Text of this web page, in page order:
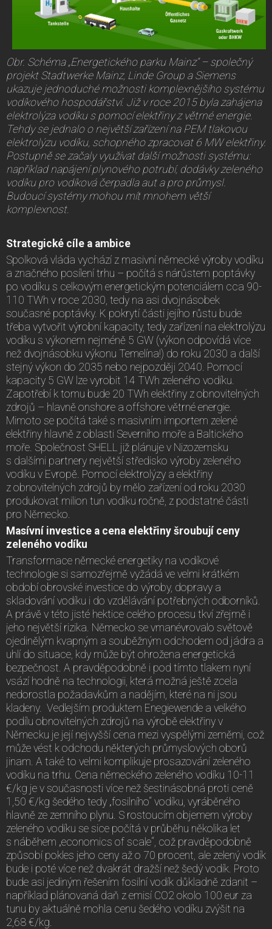
Obr. Schéma „Energetického parku Mainz“ – společný
projekt Stadtwerke Mainz, Linde Group a Siemens
ukazuje jednoduché možnosti komplexnějšího systému
vodíkového hospodářství. Již v roce 2015 byla zahájena
elektrolýza vodíku s pomocí elektřiny z větrné energie.
Tehdy se jednalo o největší zařízení na PEM tlakovou
elektrolýzu vodíku, schopného zpracovat 6 MW elektřiny.
Postupně se začaly využívat další možnosti systému:
například napájení plynového potrubí, dodávky zeleného
vodíku pro vodíková čerpadla aut a pro průmysl.
Budoucí systémy mohou mít mnohem větší
komplexnost.
Strategické cíle a ambice
Spolková vláda vychází z masivní německé výroby vodíku
a značného posílení trhu – počítá s nárůstem poptávky
po vodíku s celkovým energetickým potenciálem cca 90-
110 TWh v roce 2030, tedy na asi dvojnásobek
současné poptávky. K pokrytí části jejího růstu bude
třeba vytvořit výrobní kapacity, tedy zařízení na elektrolýzu
vodíku s výkonem nejméně 5 GW (výkon odpovídá více
než dvojnásobku výkonu Temelína!) do roku 2030 a další
stejný výkon do 2035 nebo nejpozději 2040. Pomocí
kapacity 5 GW lze vyrobit 14 TWh zeleného vodíku.
Zapotřebí k tomu bude 20 TWh elektřiny z obnovitelných
zdrojů – hlavně onshore a offshore větrné energie.
Mimoto se počítá také s masivním importem zelené
elektřiny hlavně z oblasti Severního moře a Baltického
moře. Společnost SHELL již plánuje v Nizozemsku
s dalšími partnery největší středisko výroby zeleného
vodíku v Evropě. Pomocí elektrolýzy a elektřiny
z obnovitelných zdrojů by mělo zařízení od roku 2030
produkovat milion tun vodíku ročně, z podstatné části
pro Německo.
Masívní investice a cena elektřiny šroubují ceny
zeleného vodíku
Transformace německé energetiky na vodíkové
technologie si samozřejmě vyžádá ve velmi krátkém
období obrovské investice do výroby, dopravy a
skladování vodíku i do vzdělávání potřebných odborníků.
A právě v této jisté hektice celého procesu tkví zřejmě i
jeho největší rizika. Německo se vmanévrovalo světově
ojedinělým kvapným a souběžným odchodem od jádra a
uhlí do situace, kdy může být ohrožena energetická
bezpečnost. A pravděpodobně i pod tímto tlakem nyní
vsází hodně na technologii, která možná ještě zcela
nedorostla požadavkům a nadějím, které na ni jsou
kladeny. Vedlejším produktem Enegiewende a velkého
podílu obnovitelných zdrojů na výrobě elektřiny v
Německu je její nejvyšší cena mezi vyspělými zeměmi, což
může vést k odchodu některých průmyslových oborů
jinam. A také to velmi komplikuje prosazování zeleného
vodíku na trhu. Cena německého zeleného vodíku 10-11
€/kg je v současnosti více než šestinásobná proti ceně
1,50 €/kg šedého tedy „fosilního“ vodíku, vyráběného
hlavně ze zemního plynu. S rostoucím objemem výroby
zeleného vodíku se sice počítá v průběhu několika let
s náběhem „economics of scale“, což pravděpodobně
způsobí pokles jeho ceny až o 70 procent, ale zelený vodík
bude i poté více než dvakrát dražší než šedý vodík. Proto
bude asi jediným řešením fosilní vodík důkladně zdanit –
například plánovaná daň z emisí CO2 okolo 100 eur za
tunu by aktuálně mohla cenu šedého vodíku zvýšit na
2,68 €/kg.